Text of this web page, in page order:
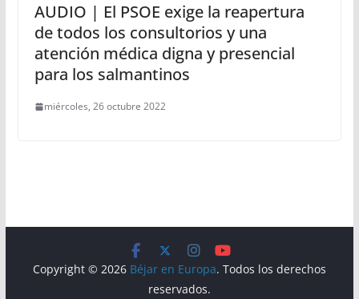
AUDIO | El PSOE exige la reapertura
de todos los consultorios y una
atención médica digna y presencial
para los salmantinos
miércoles, 26 octubre 2022
Copyright © 2026 Béjar en Europa. Todos los derechos
reservados.